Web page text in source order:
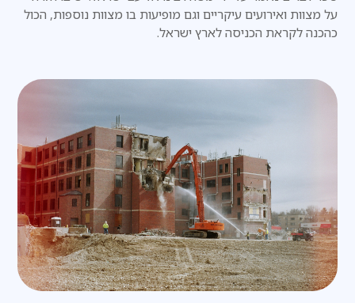
על מצוות ואירועים עיקריים וגם מופיעות בו מצוות נוספות, הכול
כהכנה לקראת הכניסה לארץ ישראל.